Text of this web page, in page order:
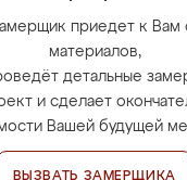
приедет к Вам
материалов,
детальные
и сделает
Вашей будущей
ВЫЗВАТЬ ЗАМЕРЩИКА